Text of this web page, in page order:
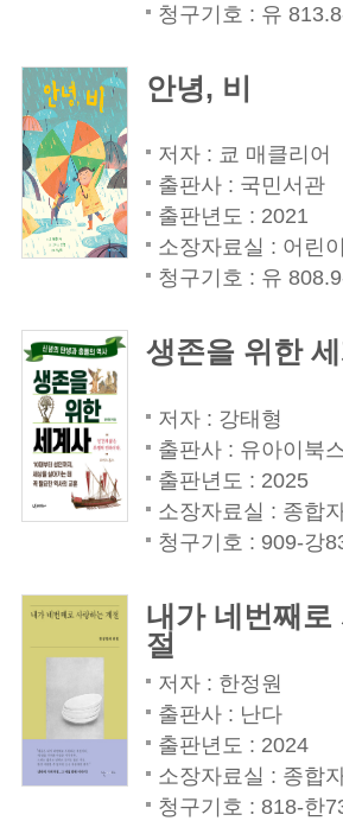
청구기호 : 유
안녕, 비
저자 : 쿄 매클리어
출판사 : 국민서관
출판년도 : 2021
소장자료실 : 어린
청구기호 : 유
생존을 위한
저자 : 강태형
출판사 : 유아이북
출판년도 : 2025
소장자료실 : 종합
청구기호 : 909-강
내가 네번째로
절
저자 : 한정원
출판사 : 난다
출판년도 : 2024
소장자료실 : 종합
청구기호 : 818-한